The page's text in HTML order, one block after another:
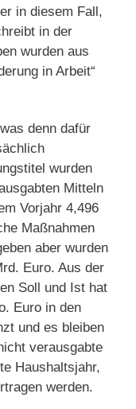
in diesem Fall,
in der
wurden aus
in Arbeit“
denn dafür
wurden
Mitteln
Vorjahr 4,496
Maßnahmen
aber wurden
Euro. Aus der
Soll und Ist hat
Euro in den
und es bleiben
verausgabte
Haushaltsjahr,
werden.